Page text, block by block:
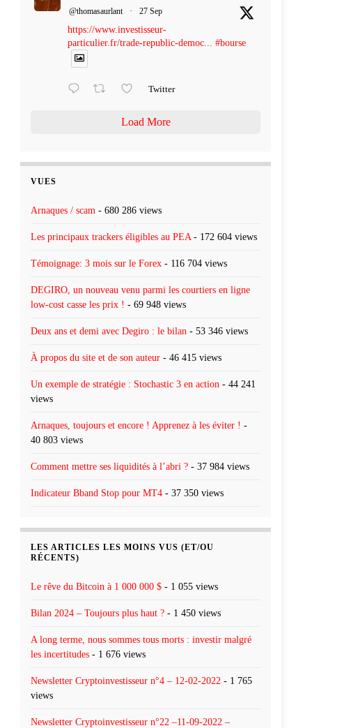
@thomasaurlant · 27 Sep
https://www.investisseur-
particulier.fr/trade-republic-democ... #bourse
Twitter
Load More
VUES
Arnaques / scam - 680 286 views
Les principaux trackers éligibles au PEA - 172 604 views
Témoignage: 3 mois sur le Forex - 116 704 views
DEGIRO, un nouveau venu parmi les courtiers en ligne
low-cost casse les prix ! - 69 948 views
Deux ans et demi avec Degiro : le bilan - 53 346 views
À propos du site et de son auteur - 46 415 views
Un exemple de stratégie : Stochastic 3 en action - 44 241
views
Arnaques, toujours et encore ! Apprenez à les éviter ! -
40 803 views
Comment mettre ses liquidités à l’abri ? - 37 984 views
Indicateur Bband Stop pour MT4 - 37 350 views
LES ARTICLES LES MOINS VUS (ET/OU
RÉCENTS)
Le rêve du Bitcoin à 1 000 000 $ - 1 055 views
Bilan 2024 – Toujours plus haut ? - 1 450 views
A long terme, nous sommes tous morts : investir malgré
les incertitudes - 1 676 views
Newsletter Cryptoinvestisseur n°4 – 12-02-2022 - 1 765
views
Newsletter Cryptoinvestisseur n°22 –11-09-2022 –